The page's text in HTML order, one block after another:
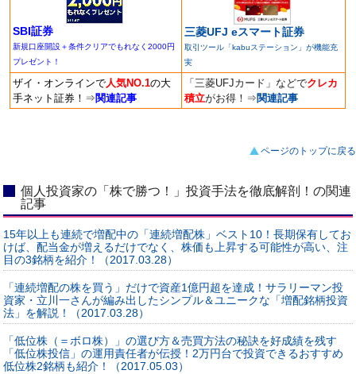
SBI証券
新規口座開設＋条件クリアでもれなく2000円
プレゼント！
三菱UFJ eスマート証券
取引ツール「kabuステーション」が機能充
実
ザイ・オンラインで 人気NO.1の大
手ネット証券！ ⇒ 関連記事
「三菱UFJカード」などでクレカ
積立がお得！ ⇒ 関連記事
ページのトップに戻る
個人投資家の「株で勝つ！」投資手法を徹底解剖！の関連
記事
15年以上も連続で増配中の「連続増配株」ベスト10！長期保有してお
けば、配当金が増えるだけでなく、株価も上昇する可能性が高い、注
目の3銘柄を紹介！（2017.03.28）
「連続増配の株を買う」だけで資産1億円超を達成！サラリーマン投
資家・立川一さんが編み出したシンプル＆ユニークな「増配銘柄投資
法」を解説！（2017.03.28）
「低位株（＝ボロ株）」の選び方＆売買方法の秘訣を好成績を残す
「低位株投信」の運用責任者が伝授！2万円台で投資できるおすすめ
低位株2銘柄も紹介！（2017.05.03）